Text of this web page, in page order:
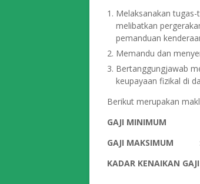
Melaksanakan
melibatkan
pemanduan
Memandu dan
Bertanggungjawab
keupayaan fizikal di
Berikut merupakan
GAJI MINIMUM
GAJI MAKSIMUM
KADAR KENAIKAN